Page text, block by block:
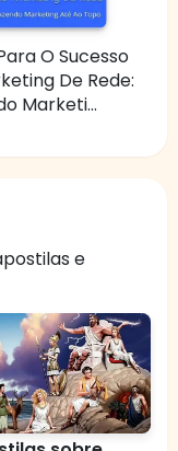
O Sucesso
De Rede:
Marketi...
e